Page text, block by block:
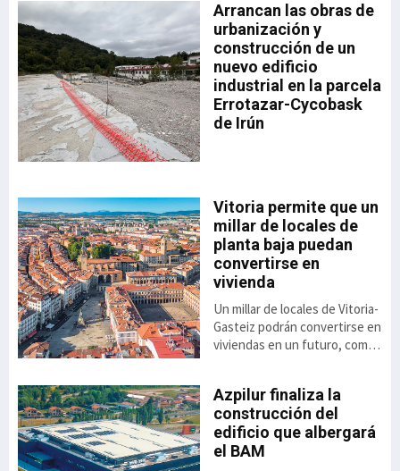
Arrancan las obras de
urbanización y
construcción de un
nuevo edificio
industrial en la parcela
Errotazar-Cycobask
de Irún
Vitoria permite que un
millar de locales de
planta baja puedan
convertirse en
vivienda
Un millar de locales de Vitoria-
Gasteiz podrán convertirse en
viviendas en un futuro, como
nueva ordenanza anunciada
por el ayuntamiento. Se trata
de una alternativa
habitacional cuya aprobación
Azpilur finaliza la
construcción del
edificio que albergará
el BAM